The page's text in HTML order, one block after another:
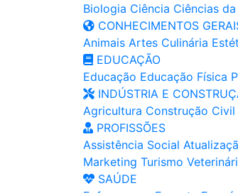
Biologia Ciência Ciências
CONHECIMENTOS
Animais Artes Culinária
EDUCAÇÃO
Educação Educação Física
INDÚSTRIA E
Agricultura Construção Civil
PROFISSÕES
Assistência Social
Marketing Turismo
SAÚDE